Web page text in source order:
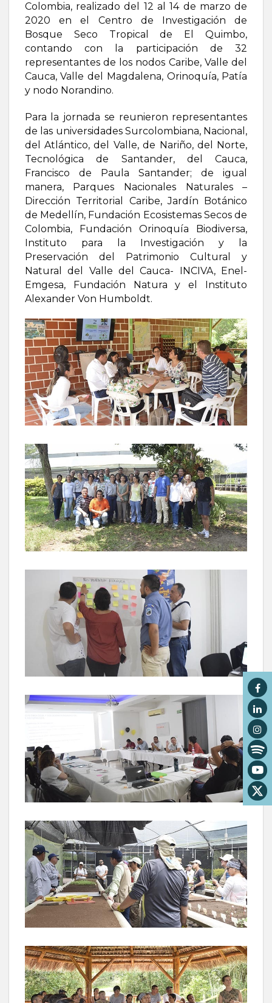
Colombia, realizado del 12 al 14 de marzo de
2020 en el Centro de Investigación de
Bosque Seco Tropical de El Quimbo,
contando con la participación de 32
representantes de los nodos Caribe, Valle del
Cauca, Valle del Magdalena, Orinoquía, Patía
y nodo Norandino.
Para la jornada se reunieron representantes
de las universidades Surcolombiana, Nacional,
del Atlántico, del Valle, de Nariño, del Norte,
Tecnológica de Santander, del Cauca,
Francisco de Paula Santander; de igual
manera, Parques Nacionales Naturales –
Dirección Territorial Caribe, Jardín Botánico
de Medellín, Fundación Ecosistemas Secos de
Colombia, Fundación Orinoquía Biodiversa,
Instituto para la Investigación y la
Preservación del Patrimonio Cultural y
Natural del Valle del Cauca- INCIVA, Enel-
Emgesa, Fundación Natura y el Instituto
Alexander Von Humboldt.